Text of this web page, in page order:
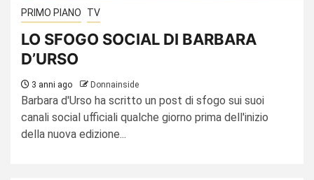
PRIMO PIANO TV
LO SFOGO SOCIAL DI BARBARA
D’URSO
3 anni ago Donnainside
Barbara d'Urso ha scritto un post di sfogo sui suoi
canali social ufficiali qualche giorno prima dell'inizio
della nuova edizione...